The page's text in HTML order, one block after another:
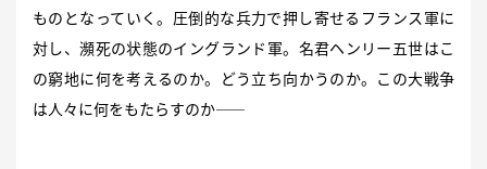
ものとなっていく。圧倒的な兵力で押し寄せるフランス軍に
対し、瀕死の状態のイングランド軍。名君ヘンリー五世はこ
の窮地に何を考えるのか。どう立ち向かうのか。この大戦争
は人々に何をもたらすのか——